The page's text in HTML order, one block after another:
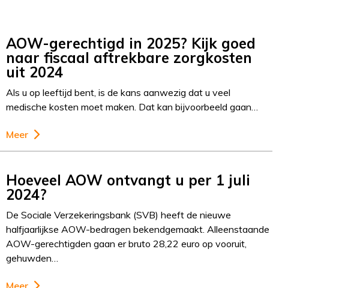
AOW-gerechtigd in 2025? Kijk goed
naar fiscaal aftrekbare zorgkosten
uit 2024
Als u op leeftijd bent, is de kans aanwezig dat u veel
medische kosten moet maken. Dat kan bijvoorbeeld gaan…
Meer
Hoeveel AOW ontvangt u per 1 juli
2024?
De Sociale Verzekeringsbank (SVB) heeft de nieuwe
halfjaarlijkse AOW-bedragen bekendgemaakt. Alleenstaande
AOW-gerechtigden gaan er bruto 28,22 euro op vooruit,
gehuwden…
Meer